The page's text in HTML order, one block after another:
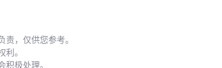
，仅供您参考。
。
极处理。